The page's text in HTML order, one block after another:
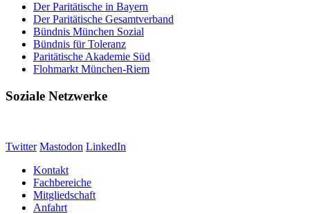
Der Paritätische in Bayern
Der Paritätische Gesamtverband
Bündnis München Sozial
Bündnis für Toleranz
Paritätische Akademie Süd
Flohmarkt München-Riem
Soziale Netzwerke
Twitter Mastodon LinkedIn
Kontakt
Fachbereiche
Mitgliedschaft
Anfahrt